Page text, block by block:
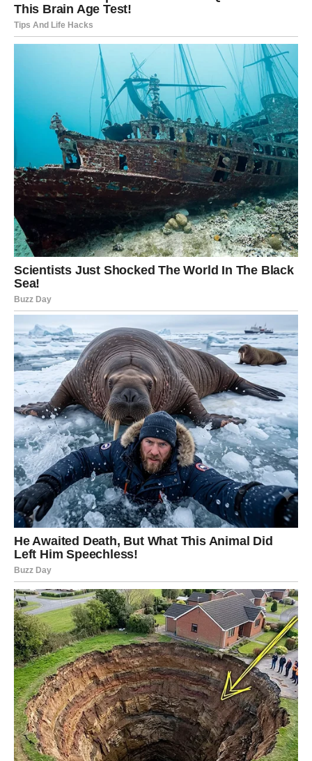
Rakovi su dugo nosili teret emocija koje nisu mogli da
podele sa drugima, skrivali su svoje rane iza osmeha i
pokušavali da budu jaki čak i onda kada su se lomili
iznutra, davali su više nego što su dobijali i verovali u
ljubav čak i kada su bili razočarani.
Ali ovaj vikend donosi upravo ono što su zaslužili –
toplinu, pažnju, nežnost i osećaj pripadnosti koji su toliko
dugo čekali. Nekome dolazi poruka koju je priželjkivao,
nekome susret koji vraća veru u ljubav, a nekome
potpuno nova osoba koja unosi svetlost i mir u život.
Ovo je vikend kada Rak konačno shvata da nije bio slab
zato što je voleo – već izuzetno jak zato što nikada nije
prestao da veruje u ono što oseća.
ŠKORPIJA – STRAST KOJA
BUDI, ISTINA KOJA OSLOBAĐA
Škorpije ulaze u vikend u kojem se sve pokreće –
emocije, misli, želje i istine koje su dugo bile skrivene
sada izlaze na površinu, ali ne da bi donele bol, već da bi
donele oslobađanje i jasnoću.
Mnogi pripadnici ovog znaka mogu doživeti susret koji
deluje sudbinski, pogled koji govori više od reči, dodir
koji pokreće lavinu emocija ili priznanje koje menja tok
odnosa.
Ovo je vikend kada Škorpija ponovo oseća život punim
plućima, kada strast, energija i magnetizam dolaze do
izražaja, a zvezde joj daju priliku da dobije ono što želi –
ali samo ako ima hrabrosti da sluša svoje srce i da ne
ignoriše ono što duboko oseća.
RIBE – KADA SNOVI POČNU DA
SE OSTVARUJU
Ribe su znak koji veruje u čuda čak i onda kada ih život